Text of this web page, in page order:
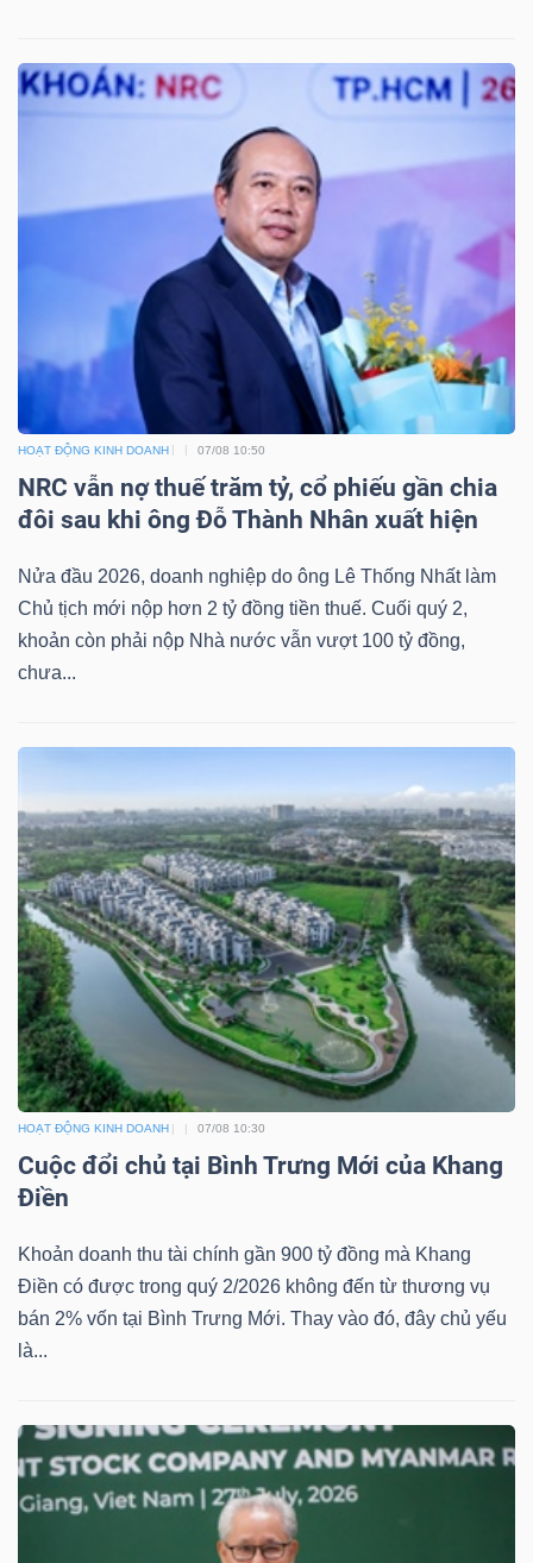
HOẠT ĐỘNG KINH DOANH 07/08 10:50
NRC vẫn nợ thuế trăm tỷ, cổ phiếu gần chia
đôi sau khi ông Đỗ Thành Nhân xuất hiện
Nửa đầu 2026, doanh nghiệp do ông Lê Thống Nhất làm
Chủ tịch mới nộp hơn 2 tỷ đồng tiền thuế. Cuối quý 2,
khoản còn phải nộp Nhà nước vẫn vượt 100 tỷ đồng,
chưa...
HOẠT ĐỘNG KINH DOANH 07/08 10:30
Cuộc đổi chủ tại Bình Trưng Mới của Khang
Điền
Khoản doanh thu tài chính gần 900 tỷ đồng mà Khang
Điền có được trong quý 2/2026 không đến từ thương vụ
bán 2% vốn tại Bình Trưng Mới. Thay vào đó, đây chủ yếu
là...
khoán
(-)
Tất cả Cổ phiếu Chỉ số
Lãnh
(-)
Tất cả Người nội bộ Người liên quan Cổ đông lớn
Bài
viết
của
tác
giả
(-)
Báo
cáo
phân
tích
(-)
Thuật
ngữ
(-)
Dịch
vụ
(-)